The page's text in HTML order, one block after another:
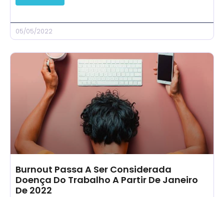
05/05/2022
Burnout Passa A Ser Considerada
Doença Do Trabalho A Partir De Janeiro
De 2022